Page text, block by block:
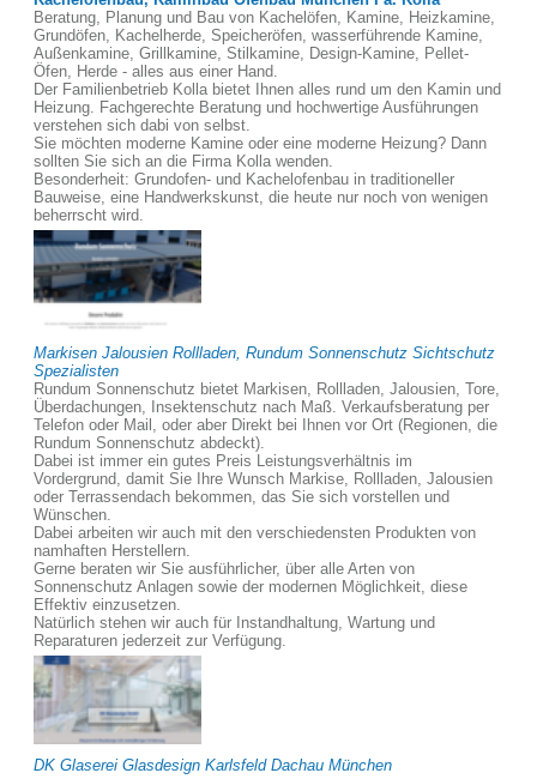
Beratung, Planung und Bau von Kachelöfen, Kamine, Heizkamine,
Grundöfen, Kachelherde, Speicheröfen, wasserführende Kamine,
Außenkamine, Grillkamine, Stilkamine, Design-Kamine, Pellet-
Öfen, Herde - alles aus einer Hand.
Der Familienbetrieb Kolla bietet Ihnen alles rund um den Kamin und
Heizung. Fachgerechte Beratung und hochwertige Ausführungen
verstehen sich dabi von selbst.
Sie möchten moderne Kamine oder eine moderne Heizung? Dann
sollten Sie sich an die Firma Kolla wenden.
Besonderheit: Grundofen- und Kachelofenbau in traditioneller
Bauweise, eine Handwerkskunst, die heute nur noch von wenigen
beherrscht wird.
Markisen Jalousien Rollladen, Rundum Sonnenschutz Sichtschutz
Spezialisten
Rundum Sonnenschutz bietet Markisen, Rollladen, Jalousien, Tore,
Überdachungen, Insektenschutz nach Maß. Verkaufsberatung per
Telefon oder Mail, oder aber Direkt bei Ihnen vor Ort (Regionen, die
Rundum Sonnenschutz abdeckt).
Dabei ist immer ein gutes Preis Leistungsverhältnis im
Vordergrund, damit Sie Ihre Wunsch Markise, Rollladen, Jalousien
oder Terrassendach bekommen, das Sie sich vorstellen und
Wünschen.
Dabei arbeiten wir auch mit den verschiedensten Produkten von
namhaften Herstellern.
Gerne beraten wir Sie ausführlicher, über alle Arten von
Sonnenschutz Anlagen sowie der modernen Möglichkeit, diese
Effektiv einzusetzen.
Natürlich stehen wir auch für Instandhaltung, Wartung und
Reparaturen jederzeit zur Verfügung.
DK Glaserei Glasdesign Karlsfeld Dachau München